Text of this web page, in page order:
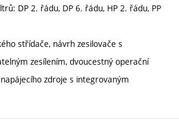
DP 2. řádu, DP 6. řádu, HP 2. řádu, PP
střídače, návrh zesilovače s
zesílením, dvoucestný operační
zdroje s integrovaným